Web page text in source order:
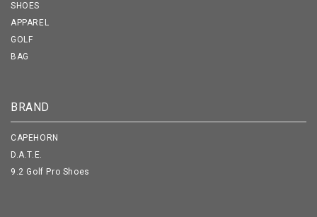
SHOES
APPAREL
GOLF
BAG
BRAND
CAPEHORN
D.A.T.E.
9.2 Golf Pro Shoes